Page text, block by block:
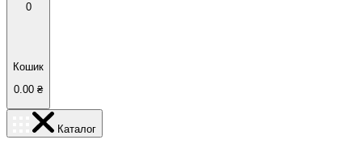
0
Кошик
0.00 ₴
Каталог